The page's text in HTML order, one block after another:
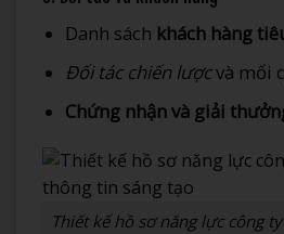
Danh sách khách hàng
Đối tác chiến lượcvà mối
Chứng nhận và giải
Thiết kế hồ sơ năng lực công